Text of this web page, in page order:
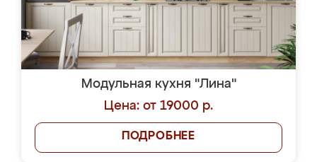
Модульная кухня "Лина"
Цена: от 19000 р.
ПОДРОБНЕЕ